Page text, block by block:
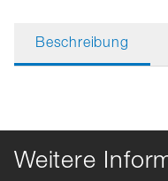
Beschreibung
Weitere